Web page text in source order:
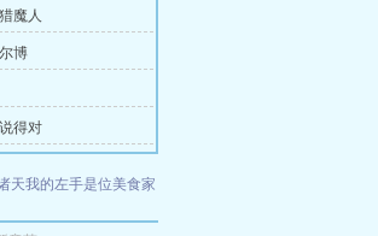
魔人
博
得对
天我的左手是位美食家